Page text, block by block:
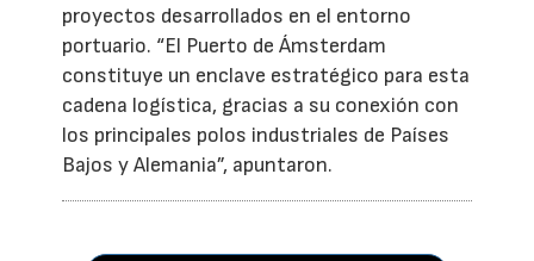
proyectos desarrollados en el entorno
portuario. “El Puerto de Ámsterdam
constituye un enclave estratégico para esta
cadena logística, gracias a su conexión con
los principales polos industriales de Países
Bajos y Alemania”, apuntaron.